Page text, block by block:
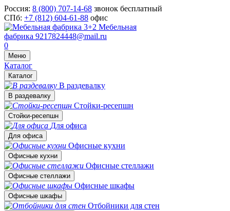
Россия: 8 (800) 707-14-68 звонок бесплатный
СПб: +7 (812) 604-61-88 офис
Мебельная
фабрика 9217824448@mail.ru
0
Меню
Каталог
Каталог
В раздевалку
В раздевалку
Стойки-ресепшн
Стойки-ресепшн
Для офиса
Для офиса
Офисные кухни
Офисные кухни
Офисные стеллажи
Офисные стеллажи
Офисные шкафы
Офисные шкафы
Отбойники для стен